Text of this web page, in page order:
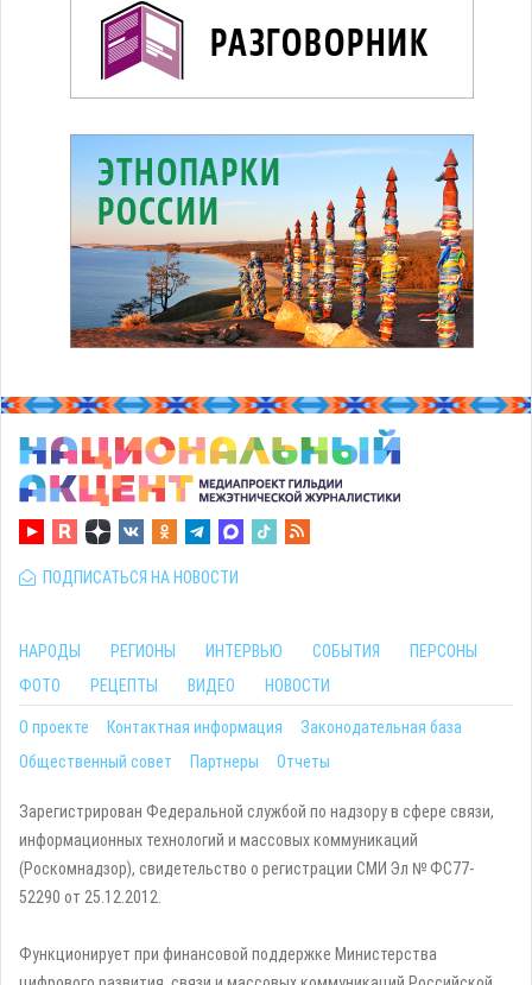
ПОДПИСАТЬСЯ НА НОВОСТИ
НАРОДЫ РЕГИОНЫ ИНТЕРВЬЮ СОБЫТИЯ
ПЕРСОНЫ
ФОТО
РЕЦЕПТЫ ВИДЕО НОВОСТИ
О проекте Контактная информация
Законодательная база
Общественный совет
Партнеры Отчеты
Зарегистрирован Федеральной службой по надзору в сфере связи,
информационных технологий и массовых коммуникаций
(Роскомнадзор), свидетельство о регистрации СМИ Эл № ФС77-
52290 от 25.12.2012.
Функционирует при финансовой поддержке Министерства